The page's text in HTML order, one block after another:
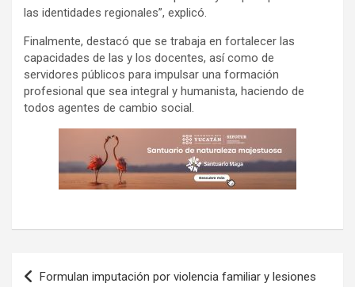
las identidades regionales”, explicó.
Finalmente, destacó que se trabaja en fortalecer las
capacidades de las y los docentes, así como de
servidores públicos para impulsar una formación
profesional que sea integral y humanista, haciendo de
todos agentes de cambio social.
Navegación
Formulan imputación por violencia familiar y lesiones